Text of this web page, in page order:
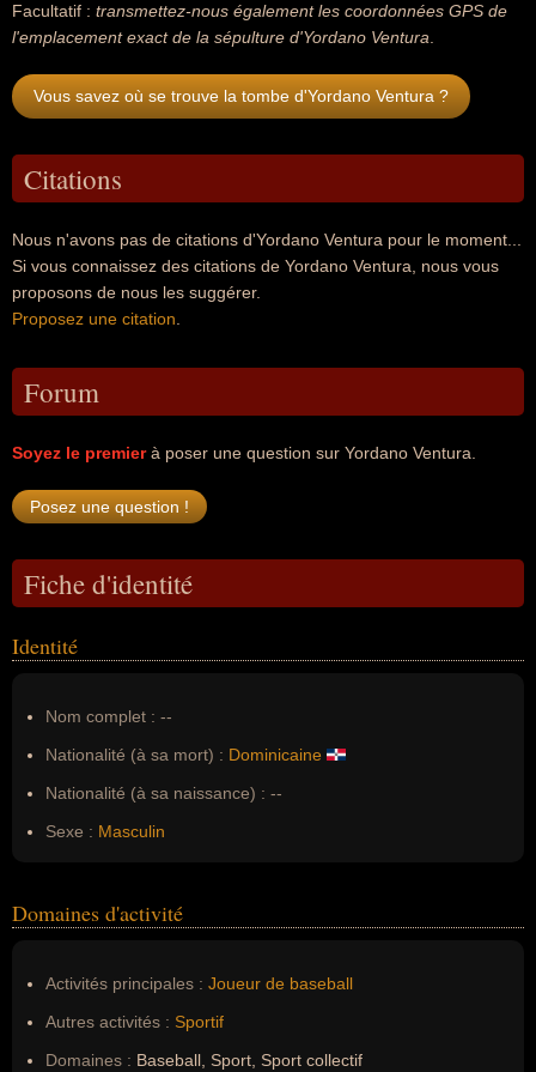
Facultatif : transmettez-nous également les coordonnées GPS de
l'emplacement exact de la sépulture d'Yordano Ventura
Vous savez où se trouve la tombe d'Yordano Ventura ?
Citations
Nous n'avons pas de citations d'Yordano Ventura pour le moment...
Si vous connaissez des citations de Yordano Ventura, nous vous
proposons de nous les suggérer.
Proposez une citation
Forum
Soyez le premierà poser une question sur Yordano Ventura.
Fiche d'identité
Identité
Nom complet : --
Nationalité (à sa mort) : Dominicaine
Nationalité (à sa naissance) : --
Sexe : Masculin
Domaines d'activité
Activités principales : Joueur de baseball
Autres activités : Sportif
Domaines : Baseball, Sport, Sport collectif